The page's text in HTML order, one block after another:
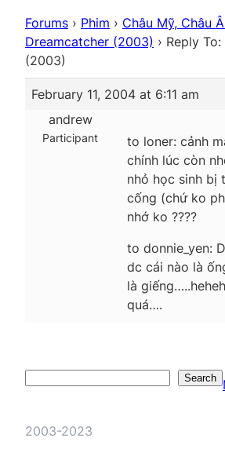
Forums › Phim › Châu Mỹ, Châu
Dreamcatcher (2003) › Reply
(2003)
February 11, 2004 at 6:11 am
andrew
Participant
to loner: cảnh
chính lúc còn
nhỏ học sinh bị
cống (chứ ko
nhớ ko ????
to donnie_yen:
dc cái nào là
là
quá….
Search
2003-2023